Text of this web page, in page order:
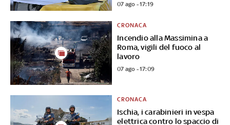
07 ago - 17:19
Incendio alla Massimina a
Roma, vigili del fuoco al
lavoro
CRONACA
07 ago - 17:09
Ischia, i carabinieri in vespa
elettrica contro lo spaccio di
CRONACA